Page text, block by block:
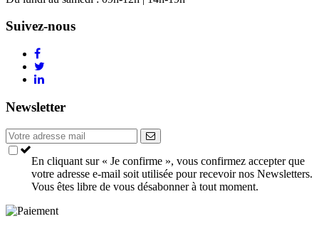
Suivez-nous
Newsletter
En cliquant sur « Je confirme », vous confirmez accepter que
votre adresse e-mail soit utilisée pour recevoir nos Newsletters.
Vous êtes libre de vous désabonner à tout moment.